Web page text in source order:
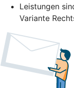
Leistungen
Variante